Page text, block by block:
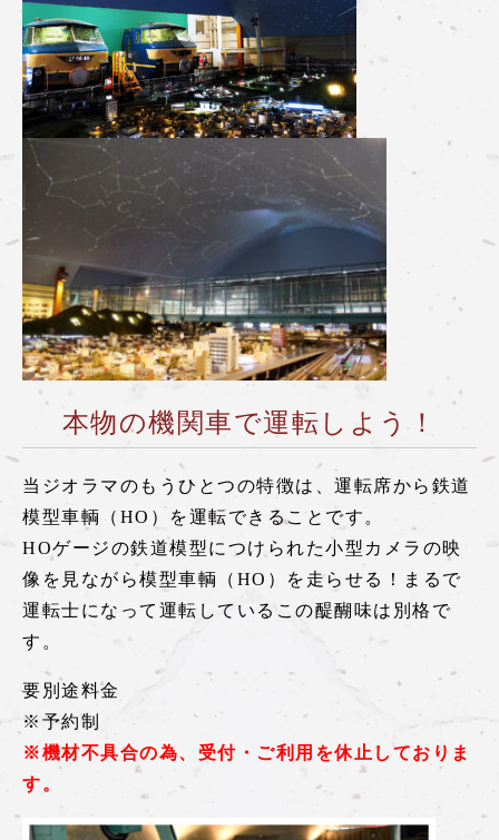
本物の機関車で運転しよう！
当ジオラマのもうひとつの特徴は、運転席から鉄道
模型車輌（HO）を運転できることです。
HOゲージの鉄道模型につけられた小型カメラの映
像を見ながら模型車輌（HO）を走らせる！まるで
運転士になって運転しているこの醍醐味は別格で
す。
要別途料金
※予約制
※機材不具合の為、受付・ご利用を休止しておりま
す。